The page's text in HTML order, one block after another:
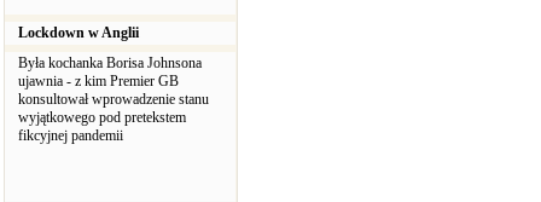
Lockdown w Anglii
Była kochanka Borisa Johnsona
ujawnia - z kim Premier GB
konsultował wprowadzenie stanu
wyjątkowego pod pretekstem
fikcyjnej pandemii